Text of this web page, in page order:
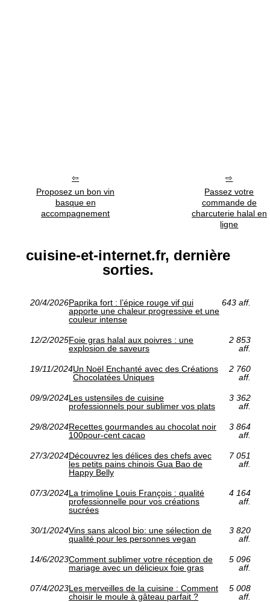
Proposez un bon vin
basque en
accompagnement
Passez votre
commande de
charcuterie halal en
ligne
cuisine-et-internet.fr, dernière
sorties.
20/4/2026Paprika fort : l’épice rouge vif qui
apporte une chaleur progressive et une
couleur intense
643 aff.
12/2/2025Foie gras halal aux poivres : une
explosion de saveurs
2 853
aff.
19/11/2024Un Noël Enchanté avec des Créations
Chocolatées Uniques
2 760
aff.
09/9/2024Les ustensiles de cuisine
professionnels pour sublimer vos plats
3 362
aff.
29/8/2024Recettes gourmandes au chocolat noir
100pour-cent cacao
3 864
aff.
27/3/2024Découvrez les délices des chefs avec
les petits pains chinois Gua Bao de
Happy Belly
7 051
aff.
07/3/2024La trimoline Louis François : qualité
professionnelle pour vos créations
sucrées
4 164
aff.
30/1/2024Vins sans alcool bio: une sélection de
qualité pour les personnes vegan
3 820
aff.
14/6/2023Comment sublimer votre réception de
mariage avec un délicieux foie gras
5 096
aff.
07/4/2023Les merveilles de la cuisine : Comment
choisir le moule à gâteau parfait ?
5 008
aff.